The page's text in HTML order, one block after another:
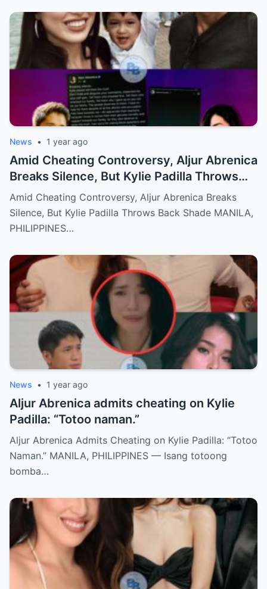
News • 1 year ago
Amid Cheating Controversy, Aljur Abrenica
Breaks Silence, But Kylie Padilla Throws
Back Shade!
Amid Cheating Controversy, Aljur Abrenica Breaks
Silence, But Kylie Padilla Throws Back Shade MANILA,
PHILIPPINES…
News • 1 year ago
Aljur Abrenica admits cheating on Kylie
Padilla: “Totoo naman.”
Aljur Abrenica Admits Cheating on Kylie Padilla: “Totoo
Naman.” MANILA, PHILIPPINES — Isang totoong
bomba…